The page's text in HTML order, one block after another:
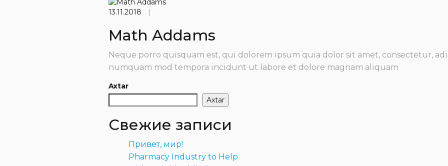
13.11.2018
Math Addams
Neque porro quisquam est, qui dolorem ipsum quia dolor sit amet, consectetur,
numquam mod tempora incidunt ut labore et dolore magnam aliquam
Axtar
Axtar
Свежие записи
Привет, мир!
Pharmacy Industry to Help